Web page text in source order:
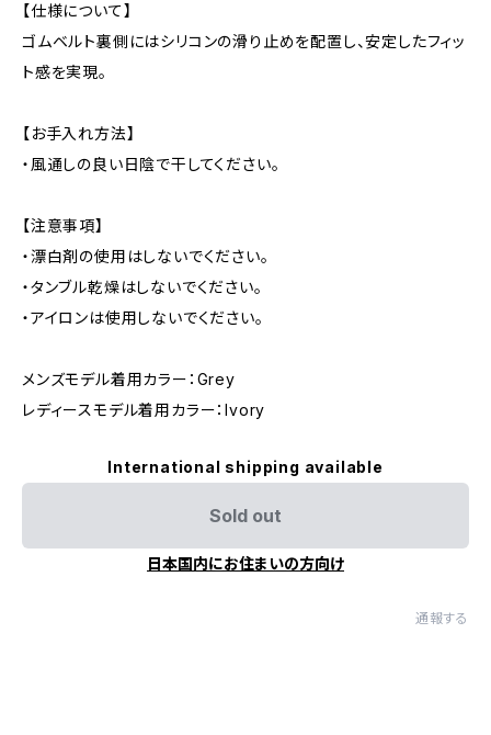
【仕様について】
ゴムベルト裏側にはシリコンの滑り止めを配置し、安定したフィッ
ト感を実現。
【お手入れ方法】
・風通しの良い日陰で干してください。
【注意事項】
・漂白剤の使用はしないでください。
・タンブル乾燥はしないでください。
・アイロンは使用しないでください。
メンズモデル着用カラー：Grey
レディースモデル着用カラー：Ivory
International shipping available
Sold out
日本国内にお住まいの方向け
通報する